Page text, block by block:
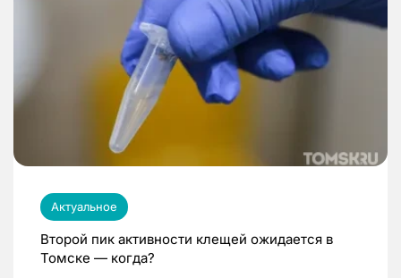
Актуальное
Второй пик активности клещей ожидается в
Томске — когда?